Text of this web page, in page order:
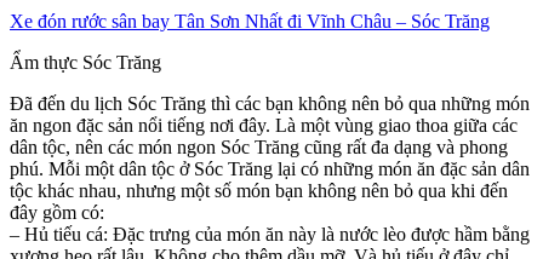
Xe đón rước sân bay Tân Sơn Nhất đi Vĩnh Châu – Sóc Trăng
Ẩm thực Sóc Trăng
Đã đến du lịch Sóc Trăng thì các bạn không nên bỏ qua những món
ăn ngon đặc sản nổi tiếng nơi đây. Là một vùng giao thoa giữa các
dân tộc, nên các món ngon Sóc Trăng cũng rất đa dạng và phong
phú. Mỗi một dân tộc ở Sóc Trăng lại có những món ăn đặc sản dân
tộc khác nhau, nhưng một số món bạn không nên bỏ qua khi đến
đây gồm có:
– Hủ tiếu cá: Đặc trưng của món ăn này là nước lèo được hầm bằng